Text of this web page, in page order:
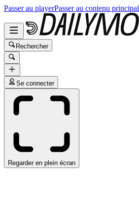
Passer au playerPasser au contenu principal
Rechercher
Se connecter
Regarder en plein écran